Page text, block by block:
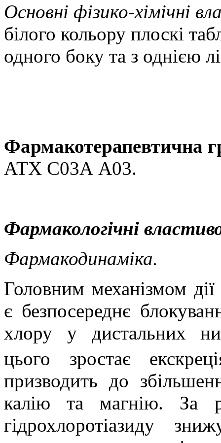
Основні фізико-хімічні
білого кольору плоскі
одного боку та з однією
Фармакотерапевтична
АТХ С03А А03.
Фармакологічні
Фармакодинаміка.
Головним механізмом
є безпосереднє
хлору у дистальних
цього зростає
призводить до
калію та магнію. За
гідрохлоротіазиду